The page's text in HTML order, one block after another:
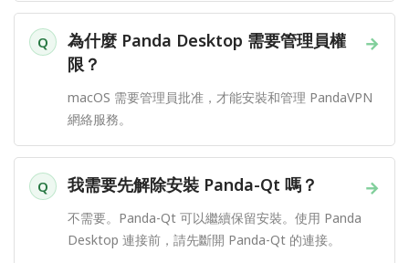
Q →
為什麼 Panda Desktop 需要管理員權
限？
macOS 需要管理員批准，才能安裝和管理 PandaVPN
網絡服務。
Q →
我需要先解除安裝 Panda-Qt 嗎？
不需要。Panda-Qt 可以繼續保留安裝。使用 Panda
Desktop 連接前，請先斷開 Panda-Qt 的連接。